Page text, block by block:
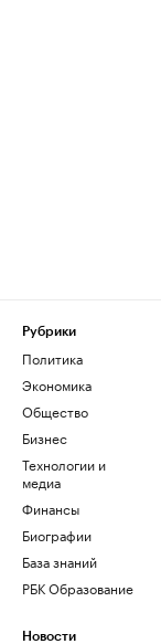
Рубрики
Политика
Экономика
Общество
Бизнес
Технологии и
медиа
Финансы
Биографии
База знаний
РБК Образование
Новости